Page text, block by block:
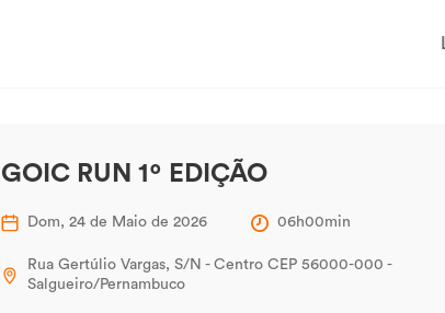
GOIC RUN 1º EDIÇÃO
Dom, 24 de Maio de 2026 06h00min
Rua Gertúlio Vargas, S/N - Centro CEP 56000-000 -
Salgueiro/Pernambuco